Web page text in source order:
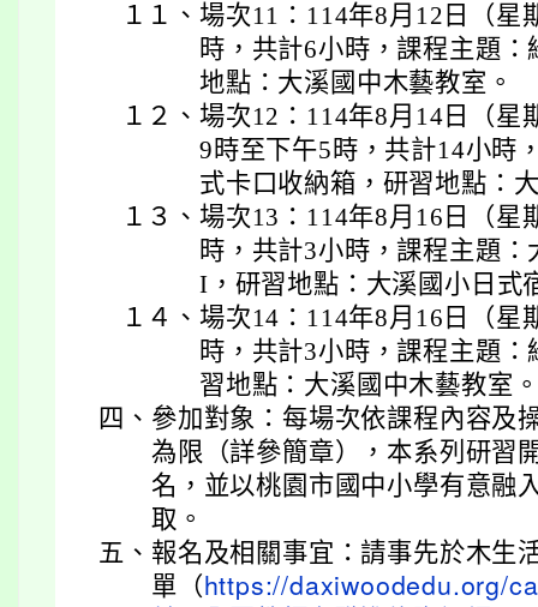
１１、 場次11：114年8月12日（星
時，共計6小時，課程主題
地點：大溪國中木藝教室。
１２、 場次12：114年8月14日（星
9時至下午5時，共計14小時
式卡口收納箱，研習地點：
１３、 場次13：114年8月16日（星
時，共計3小時，課程主題
I，研習地點：大溪國小日式
１４、 場次14：114年8月16日（星
時，共計3小時，課程主題
習地點：大溪國中木藝教室
四、 參加對象：每場次依課程內容及
為限（詳參簡章），本系列研習
名，並以桃園市國中小學有意融
取。
五、 報名及相關事宜：請事先於木生
單（ https://daxiwoodedu.org/